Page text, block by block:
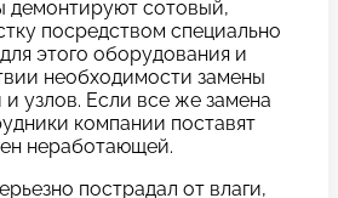
демонтируют сотовый,
посредством специально
этого оборудования и
необходимости замены
и узлов. Если все же замена
компании поставят
неработающей.
пострадал от влаги,
свой